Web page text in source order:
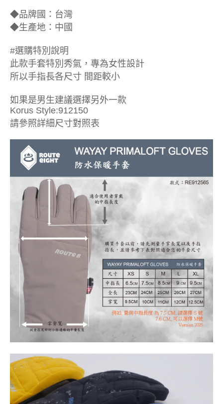
◆品牌國：台灣
◆生產地：中國
#選購特別說明
此款手套特別秀氣，專為女性設計
所以手指長各尺寸 間距較小
如果是男生建議選擇另外一款
Korus Style:912150
請參照詳細尺寸對照表